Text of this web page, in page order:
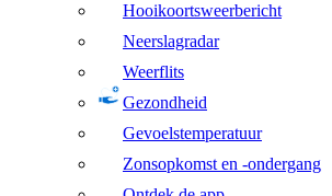
Hooikoortsweerbericht
Neerslagradar
Weerflits
Gezondheid
Gevoelstemperatuur
Zonsopkomst en -ondergang